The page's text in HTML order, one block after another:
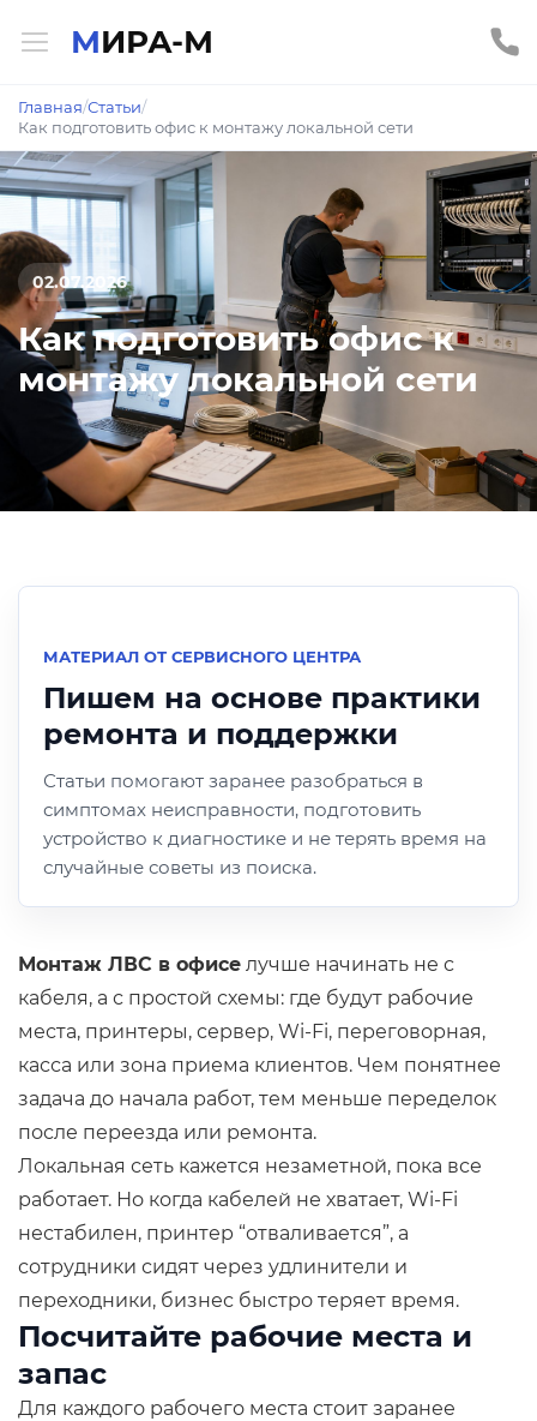
МИРА-М
Главная/Статьи/
Как подготовить офис к монтажу локальной сети
02.07.2026
Как подготовить офис к
монтажу локальной сети
МАТЕРИАЛ ОТ СЕРВИСНОГО ЦЕНТРА
Пишем на основе практики
ремонта и поддержки
Статьи помогают заранее разобраться в
симптомах неисправности, подготовить
устройство к диагностике и не терять время на
случайные советы из поиска.
Монтаж ЛВС в офисе лучше начинать не с
кабеля, а с простой схемы: где будут рабочие
места, принтеры, сервер, Wi-Fi, переговорная,
касса или зона приема клиентов. Чем понятнее
задача до начала работ, тем меньше переделок
после переезда или ремонта.
Локальная сеть кажется незаметной, пока все
работает. Но когда кабелей не хватает, Wi-Fi
нестабилен, принтер “отваливается”, а
сотрудники сидят через удлинители и
переходники, бизнес быстро теряет время.
Посчитайте рабочие места и
запас
Для каждого рабочего места стоит заранее